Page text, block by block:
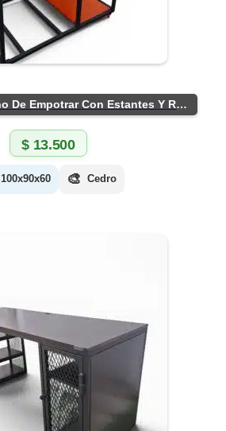
Mueble Para Horno De Empotrar Con Estantes Y Ruedas
$13.500
100x90x60 🎨 Cedro